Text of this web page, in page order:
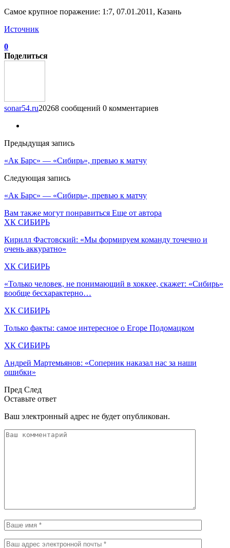
Самое крупное поражение: 1:7, 07.01.2011, Казань
Источник
0
Поделиться
sonar54.ru20268 сообщений 0 комментариев
Предыдущая запись
«Ак Барс» — «Сибирь», превью к матчу
Следующая запись
«Ак Барс» — «Сибирь», превью к матчу
Вам также могут понравиться Еще от автора
ХК СИБИРЬ
Кирилл Фастовский: «Мы формируем команду точечно и
очень аккуратно»
ХК СИБИРЬ
«Только человек, не понимающий в хоккее, скажет: «Сибирь»
вообще бесхарактерно…
ХК СИБИРЬ
Только факты: самое интересное о Егоре Подомацком
ХК СИБИРЬ
Андрей Мартемьянов: «Соперник наказал нас за наши
ошибки»
Пред След
Оставьте ответ
Ваш электронный адрес не будет опубликован.